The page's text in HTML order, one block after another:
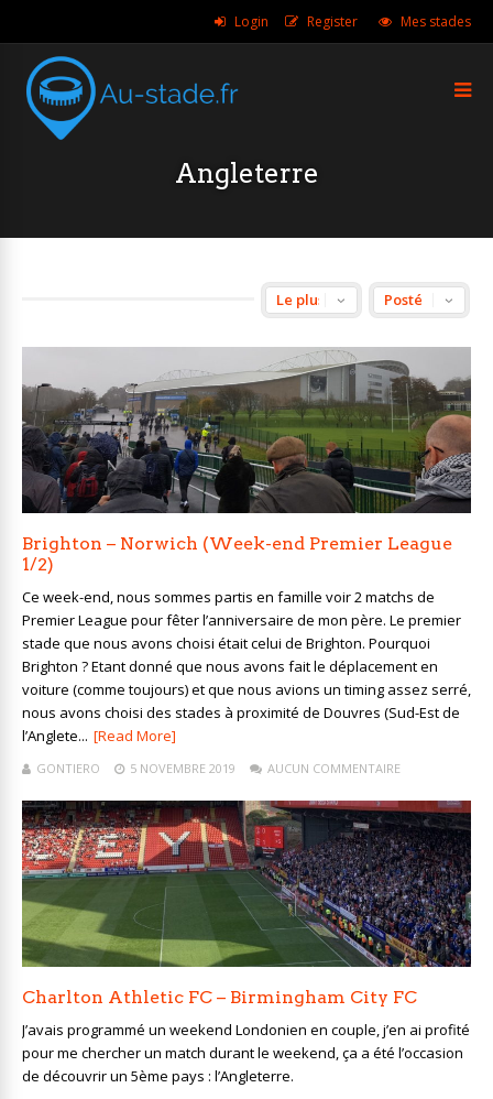
Login Register Mes stades
Angleterre
Brighton – Norwich (Week-end Premier League
1/2)
Ce week-end, nous sommes partis en famille voir 2 matchs de
Premier League pour fêter l’anniversaire de mon père. Le premier
stade que nous avons choisi était celui de Brighton. Pourquoi
Brighton ? Etant donné que nous avons fait le déplacement en
voiture (comme toujours) et que nous avions un timing assez serré,
nous avons choisi des stades à proximité de Douvres (Sud-Est de
l’Anglete... [Read More]
GONTIERO 5 NOVEMBRE 2019 AUCUN COMMENTAIRE
Charlton Athletic FC – Birmingham City FC
J’avais programmé un weekend Londonien en couple, j’en ai profité
pour me chercher un match durant le weekend, ça a été l’occasion
de découvrir un 5ème pays : l’Angleterre.